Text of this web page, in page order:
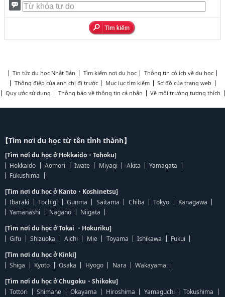
Tin tức du học Nhật Bản Tìm kiếm nơi du học
Thông tin có ích về du học
Thông điệp của anh chị đi trước
Mục lục tìm kiếm
Sơ đồ của trang web
Quy ước sử dụng
Thông báo về thông tin cá nhân Về môi trường tương thích
【Tìm nơi du học từ tên tỉnh thành】
[Tìm nơi du học ở Hokkaido・Tohoku]
Hokkaido
Aomori Iwate Miyagi Akita
Yamagata
Fukushima
[Tìm nơi du học ở Kanto・Koshinetsu]
Ibaraki
Tochigi Gunma Saitama Chiba Tokyo
Kanagawa
Yamanashi
Nagano
Niigata
[Tìm nơi du học ở Tokai ・Hokuriku]
Gifu
Shizuoka Aichi Mie Toyama Ishikawa
Fukui
[Tìm nơi du học ở Kinki]
Shiga
Kyoto Osaka Hyogo Nara
Wakayama
[Tìm nơi du học ở Chugoku・Shikoku]
Tottori
Shimane Okayama Hiroshima Yamaguchi
Tokushima